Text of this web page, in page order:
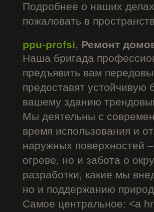
Подробнее о наших
пожаловать в
ppu-profsi, Ремонт
Наша бригада
предъявить вам
предоставят устойчивую
вашему зданию
Мы деятельны с
время использования и
наружных поверхностей
огреве, но и забота о
разработки, какие мы
но и поддержанию
Самое центральное: <a